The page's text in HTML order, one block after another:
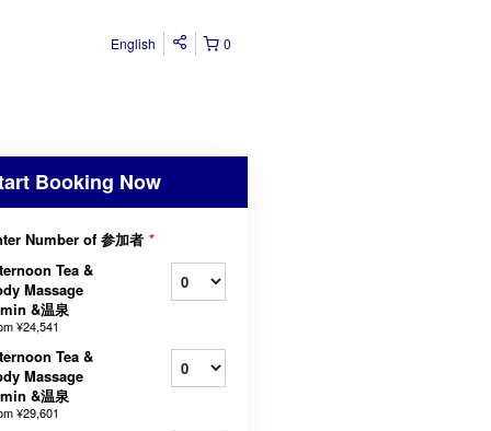
0
English
Booking Now
Number of 参加者 *
Tea &
Massage
&温泉
¥24,541
Tea &
Massage
&温泉
¥29,601